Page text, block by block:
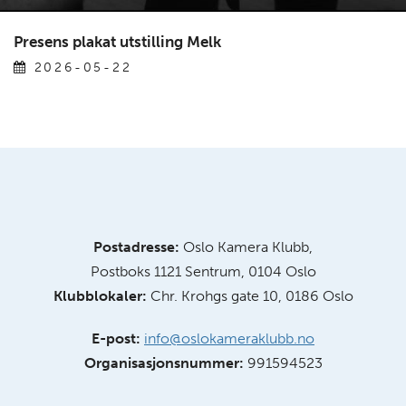
Presens plakat utstilling Melk
2026-05-22
Postadresse: Oslo Kamera Klubb,
Postboks 1121 Sentrum, 0104 Oslo
Klubblokaler: Chr. Krohgs gate 10, 0186 Oslo
E-post: info@oslokameraklubb.no
Organisasjonsnummer: 991594523